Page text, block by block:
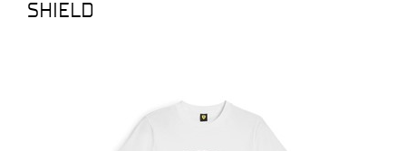
SHIELD